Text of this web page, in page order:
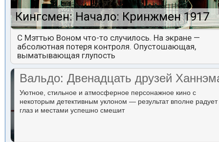
Кингсмен: Начало: Кринжмен 1917
С Мэттью Воном что-то случилось. На экране —
абсолютная потеря контроля. Опустошающая,
выматывающая глупость
Вальдо: Двенадцать друзей
Уютное, стильное и атмосферное персонажное кино с
некоторым детективным уклоном — результат вполне радует
глаз и местами успешно смешит